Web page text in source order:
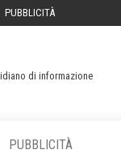
PUBBLICITÀ
di informazione
PUBBLICITÀ